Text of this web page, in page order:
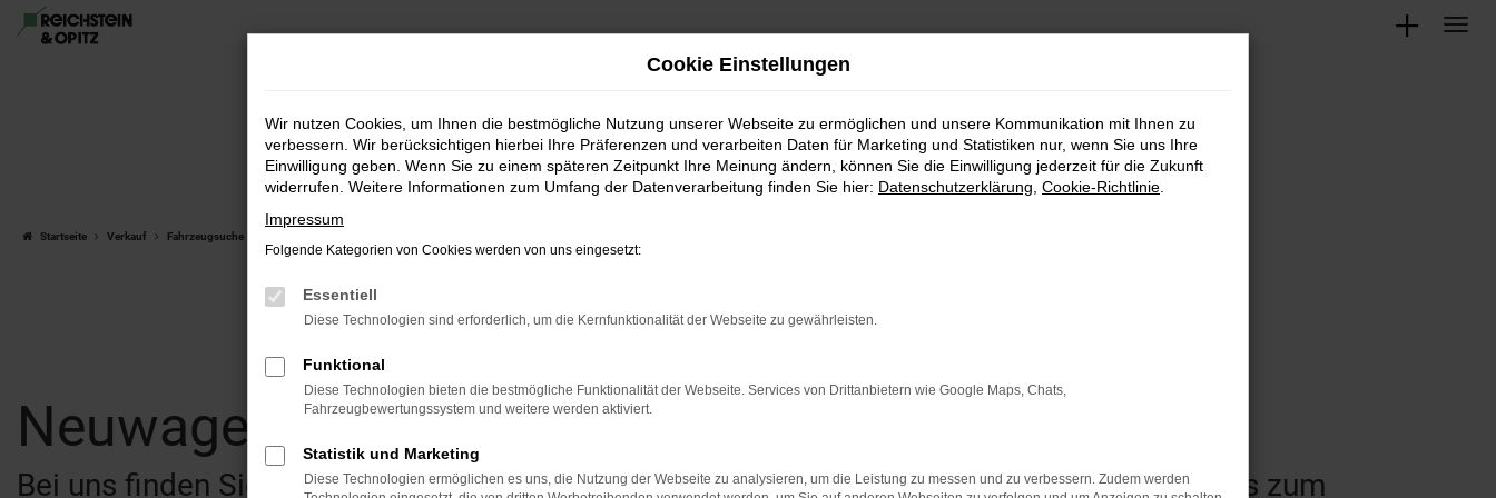
Zum
Startseite Verkauf Fahrzeugsuche
Neuwagen & Gebrauchtwagen
Bei uns finden Sie eine breite Auswahl an verschiedenen Fahrzeugen - vom Kleinwagen bis zum
Cookie Einstellungen
Wir nutzen Cookies, um Ihnen die bestmögliche Nutzung unserer Webseite zu ermöglichen und unsere Kommunikation mit Ihnen zu
verbessern. Wir berücksichtigen hierbei Ihre Präferenzen und verarbeiten Daten für Marketing und Statistiken nur, wenn Sie uns Ihre
Einwilligung geben. Wenn Sie zu einem späteren Zeitpunkt Ihre Meinung ändern, können Sie die Einwilligung jederzeit für die Zukunft
widerrufen. Weitere Informationen zum Umfang der Datenverarbeitung finden Sie hier: Datenschutzerklärung Cookie-Richtlinie
Impressum
Folgende Kategorien von Cookies werden von uns eingesetzt:
Essentiell
Diese Technologien sind erforderlich, um die Kernfunktionalität der Webseite zu gewährleisten.
Funktional
Diese Technologien bieten die bestmögliche Funktionalität der Webseite. Services von Drittanbietern wie Google Maps, Chats,
Fahrzeugbewertungssystem und weitere werden aktiviert.
Statistik und Marketing
Diese Technologien ermöglichen es uns, die Nutzung der Webseite zu analysieren, um die Leistung zu messen und zu verbessern. Zudem werden